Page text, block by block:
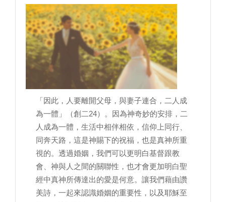
「因此，人要離開父母，與妻子連合，二人成
為一體」（創二24）。因為神奇妙的安排，二
人成為一體，生活中相伴相依，信仰上同行、
同奔天路，這是神賜下的祝福，也是真神所重
視的。透過婚姻，我們可以更明白基督跟教
會、神與人之間的關聯性，也才會更加明白聖
經中真神所傳達出的愛是何意。讓我們藉由讚
美詩，一起來認識婚姻的重要性，以及耶穌至